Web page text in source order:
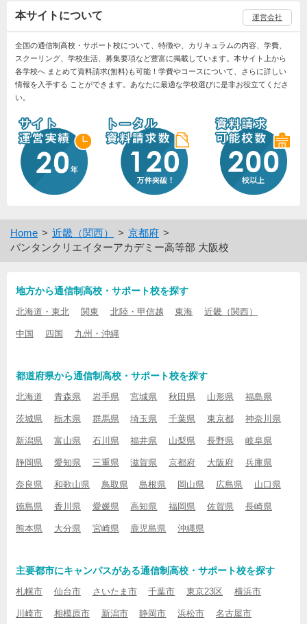
本サイトについて 運営会社
全国の通信制高校・サポート校について、特徴や、カリキュラムの内容、学費、
スクーリング、学校生活、募集要項など豊富に掲載しています。本サイト上から
各学校へ まとめて資料請求(無料)も可能！学費やコースについて、さらに詳しい
情報を入手する ことができます。あなたに最適な学校選びに是非お役立てくださ
い。
Home 近畿（関西）
京都府
バンタンクリエイターアカデミー高等部 大阪校
地方から通信制高校・サポート校を探す
北海道・東北 関東 北陸・甲信越 東海 近畿（関西）
中国 四国 九州・沖縄
都道府県から通信制高校・サポート校を探す
北海道 青森県 岩手県 宮城県 秋田県 山形県 福島県
茨城県 栃木県 群馬県 埼玉県 千葉県 東京都 神奈川県
新潟県 富山県 石川県 福井県 山梨県 長野県 岐阜県
静岡県 愛知県 三重県 滋賀県 京都府 大阪府 兵庫県
奈良県 和歌山県 鳥取県 島根県 岡山県 広島県 山口県
徳島県 香川県 愛媛県 高知県 福岡県 佐賀県 長崎県
熊本県 大分県 宮崎県 鹿児島県 沖縄県
主要都市にキャンパスがある通信制高校・サポート校を探す
札幌市 仙台市 さいたま市 千葉市 東京23区 横浜市
川崎市 相模原市 新潟市 静岡市 浜松市 名古屋市